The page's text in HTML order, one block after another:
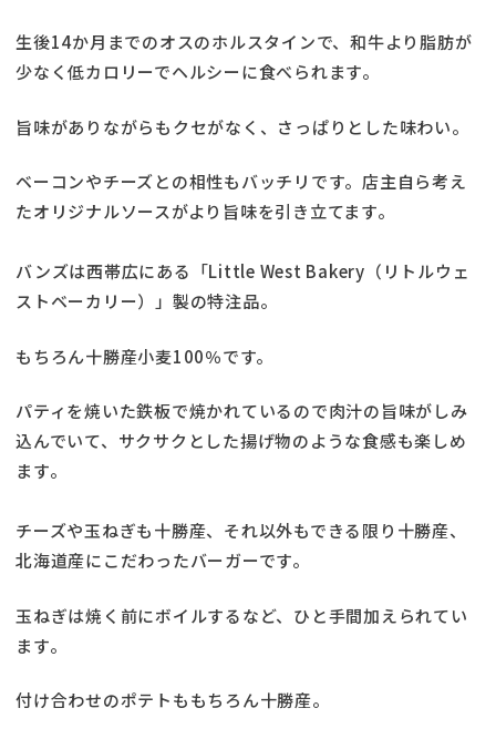
生後14か月までのオスのホルスタインで、和牛より脂肪が
少なく低カロリーでヘルシーに食べられます。
旨味がありながらもクセがなく、さっぱりとした味わい。
ベーコンやチーズとの相性もバッチリです。店主自ら考え
たオリジナルソースがより旨味を引き立てます。
バンズは西帯広にある「Little West Bakery（リトルウェ
ストベーカリー）」製の特注品。
もちろん十勝産小麦100％です。
パティを焼いた鉄板で焼かれているので肉汁の旨味がしみ
込んでいて、サクサクとした揚げ物のような食感も楽しめ
ます。
チーズや玉ねぎも十勝産、それ以外もできる限り十勝産、
北海道産にこだわったバーガーです。
玉ねぎは焼く前にボイルするなど、ひと手間加えられてい
ます。
付け合わせのポテトももちろん十勝産。